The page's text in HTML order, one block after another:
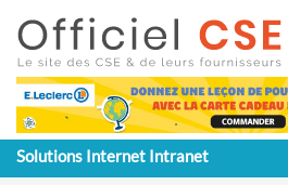
Solutions Internet Intranet